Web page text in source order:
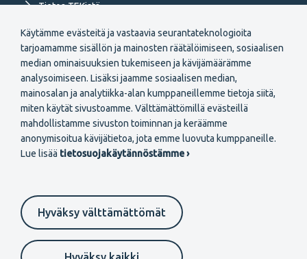
Käytämme evästeitä ja vastaavia seurantateknologioita
tarjoamamme sisällön ja mainosten räätälöimiseen, sosiaalisen
median ominaisuuksien tukemiseen ja kävijämäärämme
analysoimiseen. Lisäksi jaamme sosiaalisen median,
mainosalan ja analytiikka-alan kumppaneillemme tietoja siitä,
miten käytät sivustoamme. Välttämättömillä evästeillä
mahdollistamme sivuston toiminnan ja keräämme
anonymisoitua kävijätietoa, jota emme luovuta kumppaneille.
Lue lisää tietosuojakäytännöstämme ›
Hyväksy välttämättömät
Tietoa TEKistä
Extranet
Secondary
FI
Liity jäseneksi
Footer
Evästeasetukset Tietosuojaselosteet
Suomeksi In English På svenska